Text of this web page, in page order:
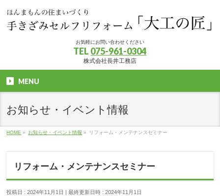
お気軽にお問い合わせください
TEL 075-961-0304
株式会社長井工務店
MENU
お知らせ・イベント情報
HOME » お知らせ・イベント情報 » リフォーム・メンテナンスセミナー
リフォーム・メンテナンスセミナー
投稿日 : 2024年11月1日 最終更新日時 : 2024年11月1日